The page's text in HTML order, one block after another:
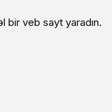
bir veb sayt yaradın.